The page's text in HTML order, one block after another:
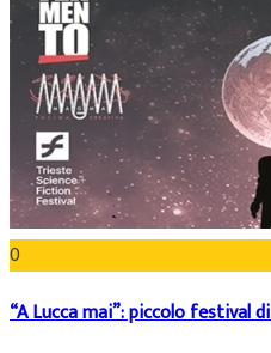
0
“A Lucca mai”: piccolo festival